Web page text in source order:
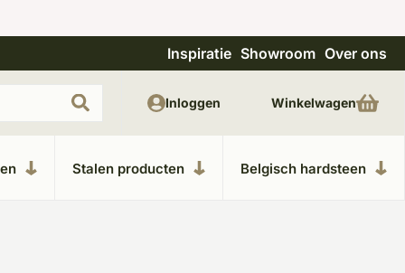
Uitgebreide showroom in Kesteren Unieke
Inspiratie Showroom Over ons
Stalen producten Belgisch hardsteen
Inloggen Winkelwagen